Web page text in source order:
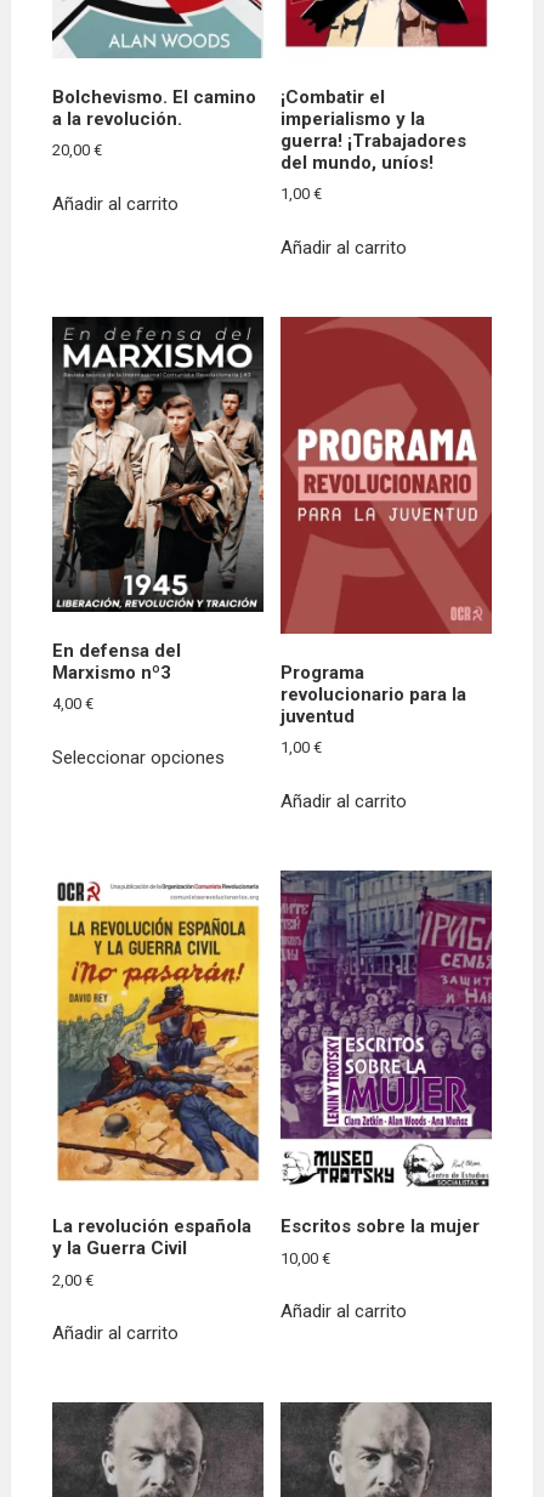
Bolchevismo. El camino
a la revolución.
20,00€
Añadir al carrito
¡Combatir el
imperialismo y la
guerra! ¡Trabajadores
del mundo, uníos!
1,00€
Añadir al carrito
En defensa del
Marxismo nº3
4,00€
Seleccionar opciones
Las
opciones
se
pueden
en
la
página
de
producto
Programa
revolucionario para la
juventud
1,00€
Añadir al carrito
La revolución española
y la Guerra Civil
2,00€
Añadir al carrito
Escritos sobre la mujer
10,00€
Añadir al carrito